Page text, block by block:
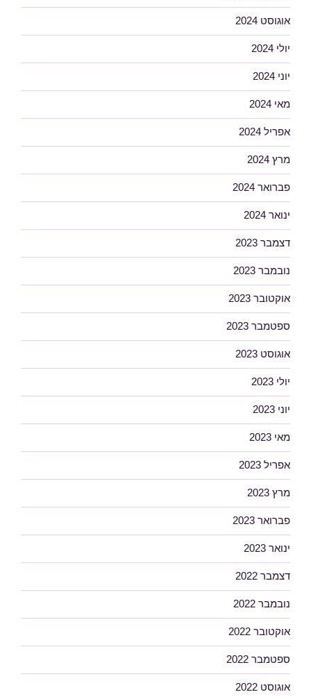
אוגוסט 2024
יולי 2024
יוני 2024
מאי 2024
אפריל 2024
מרץ 2024
פברואר 2024
ינואר 2024
דצמבר 2023
נובמבר 2023
אוקטובר 2023
ספטמבר 2023
אוגוסט 2023
יולי 2023
יוני 2023
מאי 2023
אפריל 2023
מרץ 2023
פברואר 2023
ינואר 2023
דצמבר 2022
נובמבר 2022
אוקטובר 2022
ספטמבר 2022
אוגוסט 2022